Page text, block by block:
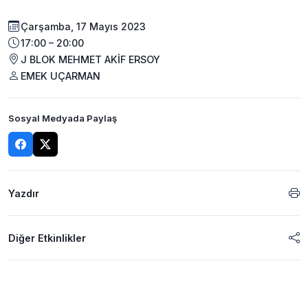
Çarşamba, 17 Mayıs 2023
17:00 – 20:00
J BLOK MEHMET AKİF ERSOY
EMEK UÇARMAN
Sosyal Medyada Paylaş
Yazdır
Diğer Etkinlikler